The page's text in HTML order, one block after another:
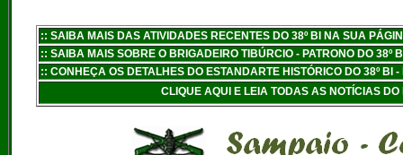
:: SAIBA MAIS DAS ATIVIDADES RECENTES DO 38º BI NA SUA
:: SAIBA MAIS SOBRE O BRIGADEIRO TIBÚRCIO - PATRONO DO 38º
:: CONHEÇA OS DETALHES DO ESTANDARTE HISTÓRICO DO 38º BI
CLIQUE AQUI E LEIA TODAS AS NOTÍCIAS